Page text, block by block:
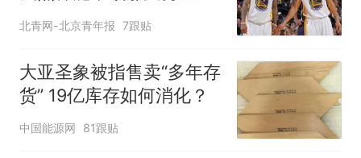
得现在的成就
北青网-北京青年报 7跟贴
大亚圣象被指售卖“多年存
货” 19亿库存如何消化？
中国能源网 81跟贴